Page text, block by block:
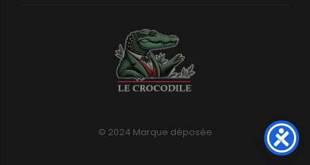
© 2024 Marque déposée